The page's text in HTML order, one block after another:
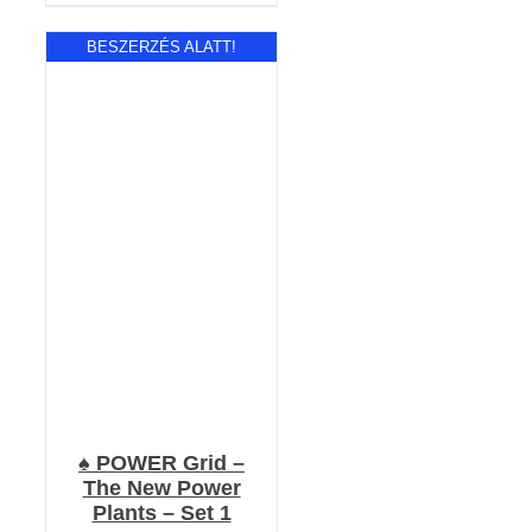
BESZERZÉS ALATT!
♠️ POWER Grid –
The New Power
Plants – Set 1